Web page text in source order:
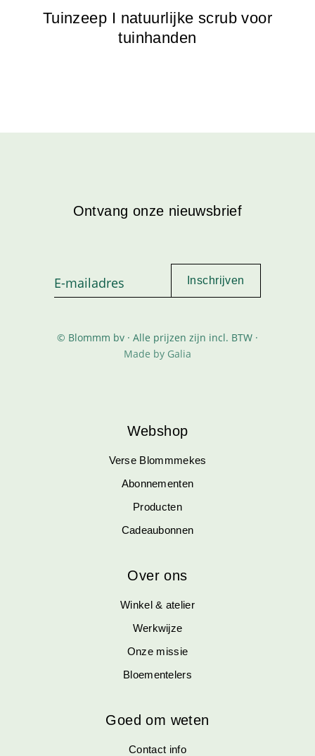
Tuinzeep I natuurlijke scrub voor
tuinhanden
Ontvang onze nieuwsbrief
© Blommm bv · Alle prijzen zijn incl. BTW ·
Made by Galia
Webshop
Verse Blommmekes
Abonnementen
Producten
Cadeaubonnen
Over ons
Winkel & atelier
Werkwijze
Onze missie
Bloementelers
Goed om weten
Contact info